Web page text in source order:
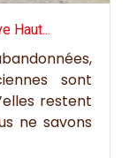
Haut...
sont
restent
ne savons